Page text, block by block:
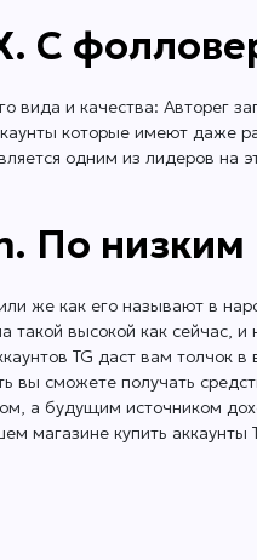
С
вида и качества:
которые имеют
одним из лидеров
По
же как его называют в
высокой как сейчас,
TG даст вам
вы сможете получать
а будущим источником
магазине купить